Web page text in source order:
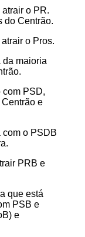
o PR.
do Centrão.
o Pros.
da maioria
com PSD,
e
com o PSDB
PRB e
que está
PSB e
e